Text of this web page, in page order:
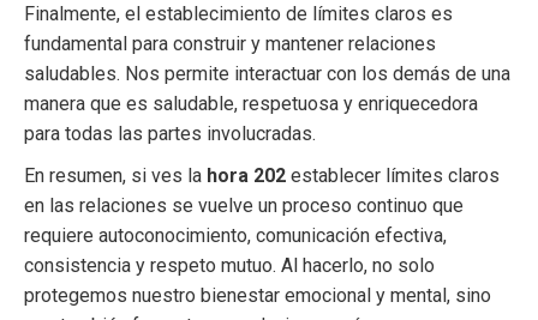
Finalmente, el establecimiento de límites claros es
fundamental para construir y mantener relaciones
saludables. Nos permite interactuar con los demás de una
manera que es saludable, respetuosa y enriquecedora
para todas las partes involucradas.
En resumen, si ves la hora 202 establecer límites claros
en las relaciones se vuelve un proceso continuo que
requiere autoconocimiento, comunicación efectiva,
consistencia y respeto mutuo. Al hacerlo, no solo
protegemos nuestro bienestar emocional y mental, sino